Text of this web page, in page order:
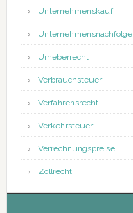
Unternehmenskauf
Unternehmensnachfolge
Urheberrecht
Verbrauchsteuer
Verfahrensrecht
Verkehrsteuer
Verrechnungspreise
Zollrecht